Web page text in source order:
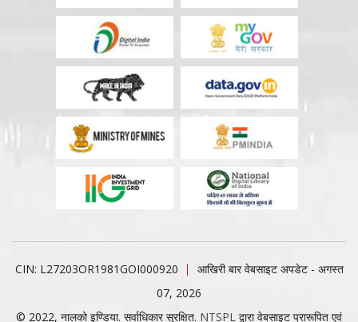
CIN: L27203OR1981GOI000920
आखिरी बार वेबसाइट अपडेट - अगस्त
07, 2026
© 2022, नालको इण्डिया. सर्वाधिकार सुरक्षित. NTSPL द्वारा वेबसाइट प्रारूपित एवं